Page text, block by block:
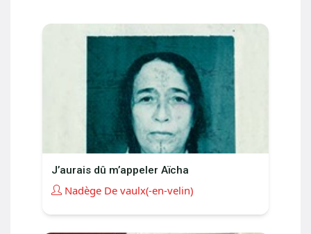
J’aurais dû m’appeler Aïcha
Nadège De vaulx(-en-velin)